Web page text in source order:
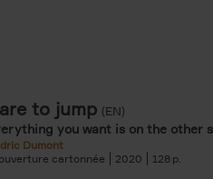
to jump (EN)
you want is on the other
Dumont
cartonnée
2020 128